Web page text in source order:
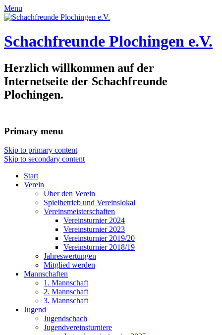
Menu
Schachfreunde Plochingen e.V.
Herzlich willkommen auf der
Internetseite der Schachfreunde
Plochingen.
Primary menu
Skip to primary content
Skip to secondary content
Start
Verein
Über den Verein
Spielbetrieb und Vereinslokal
Vereinsmeisterschaften
Vereinsturnier 2024
Vereinsturnier 2023
Vereinsturnier 2019/20
Vereinsturnier 2018/19
Jahreswertungen
Mitglied werden
Mannschaften
1. Mannschaft
2. Mannschaft
3. Mannschaft
Jugend
Jugendschach
Jugendvereinsturniere